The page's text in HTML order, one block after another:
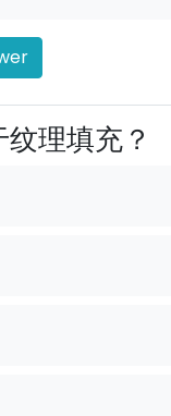
理填充？